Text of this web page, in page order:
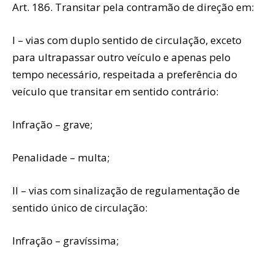
Art. 186. Transitar pela contramão de direção em:
I – vias com duplo sentido de circulação, exceto
para ultrapassar outro veículo e apenas pelo
tempo necessário, respeitada a preferência do
veículo que transitar em sentido contrário:
Infração – grave;
Penalidade – multa;
II – vias com sinalização de regulamentação de
sentido único de circulação:
Infração – gravíssima;